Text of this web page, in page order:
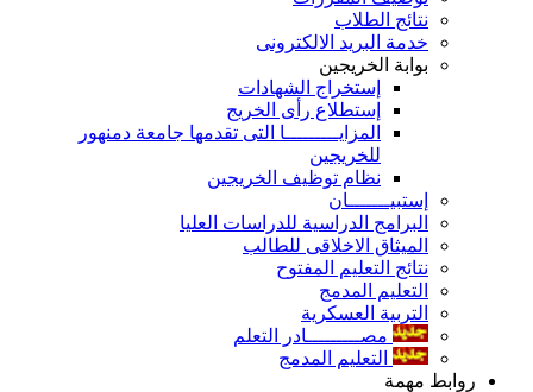
نتائج الطلاب
خدمة البريد الالكترونى
بوابة الخريجين
إستخراج الشهادات
إستطلاع رأى الخريج
المزايـــــــــا التى تقدمها جامعة دمنهور
للخريجين
نظام توظيف الخريجين
إستبيـــــــان
البرامج الدراسية للدراسات العليا
الميثاق الاخلاقى للطالب
نتائج التعليم المفتوح
التعليم المدمج
التربية العسكرية
مصـــــــــادر التعلم
التعليم المدمج
روابط مهمة